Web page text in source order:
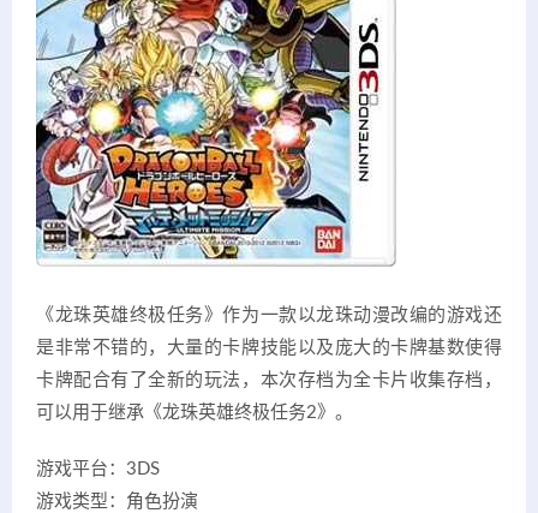
《龙珠英雄终极任务》作为一款以龙珠动漫改编的游戏还
是非常不错的，大量的卡牌技能以及庞大的卡牌基数使得
卡牌配合有了全新的玩法，本次存档为全卡片收集存档，
可以用于继承《龙珠英雄终极任务2》。
游戏平台：3DS
游戏类型：角色扮演